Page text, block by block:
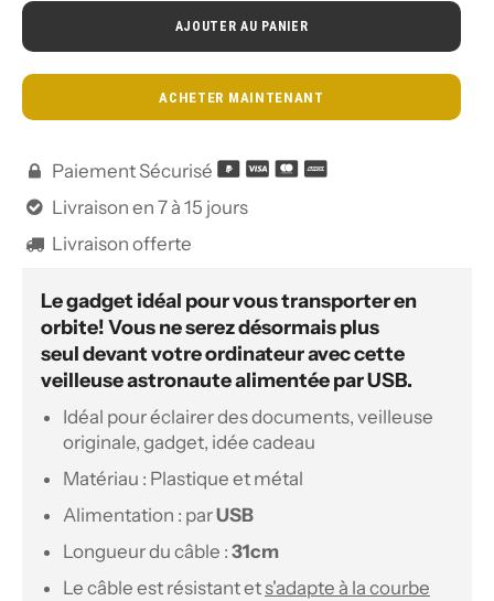
AJOUTER AU PANIER
ACHETER MAINTENANT
 Paiement Sécurisé
 Livraison en 7 à 15 jours
 Livraison offerte
Le gadget idéal pour vous transporter en
orbite! Vous ne serez désormais plus
seul devant votre ordinateur avec cette
veilleuse astronaute alimentée par USB.
Idéal pour éclairer des documents, veilleuse
originale, gadget, idée cadeau
Matériau : Plastique et métal
Alimentation : parUSB
Longueur du câble : 31cm
Le câble est résistant ets'adapte à la courbe